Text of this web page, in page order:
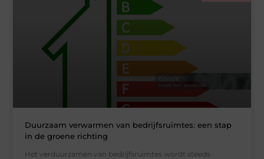
Duurzaam verwarmen van bedrijfsruimtes: een stap
in de groene richting
Het verduurzamen van bedrijfsruimtes wordt steeds